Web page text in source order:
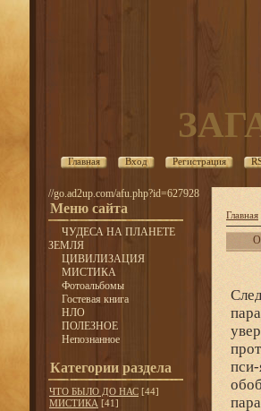
Главная Вход Регистрация
//go.ad2up.com/afu.php?id=627928
Меню сайта
ЧУДЕСА НА ПЛАНЕТЕ
ЗЕМЛЯ
ЦИВИЛИЗАЦИЯ
МИСТИКА
Фотоальбомы
Гостевая книга
НЛО
ПОЛЕЗНОЕ
Непознанное
Категории раздела
ЧТО БЫЛО ДО НАС [44]
МИСТИКА [41]
Главная